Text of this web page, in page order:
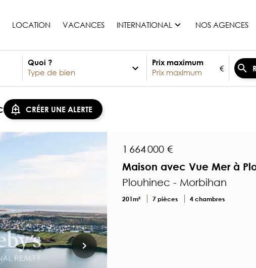
LOCATION VACANCES INTERNATIONAL
France
Maurice
Etats-unis
Suisse
Tous les pays
NOS AGENCES
Quoi ? Prix maximum
€
CRÉER UNE ALERTE
1 664 000 €
Maison avec Vue Mer à
Plouhinec - Morbihan
201m² 7 pièces 4 chambres